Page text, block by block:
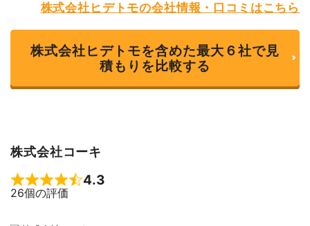
株式会社ヒデトモの会社情報・口コミはこちら
株式会社ヒデトモを含めた最大６社で見
積もりを比較する
株式会社コーキ
Rated 4.3 out of 5
4.3
26個の評価